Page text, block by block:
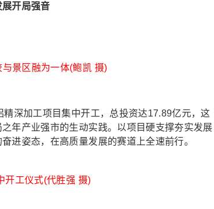
开局强音
景区融为一体(鲍凯 摄)
深加工项目集中开工，总投资达17.89亿元，这
年产业强市的生动实践。以项目硬支撑夯实发展
进姿态，在高质量发展的赛道上全速前行。
开工仪式(代胜强 摄)